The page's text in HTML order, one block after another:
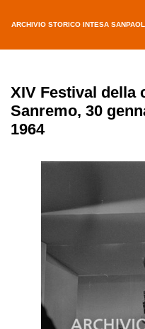
ARCHIVIO STORICO INTESA
XIV Festival della
Sanremo, 30
1964